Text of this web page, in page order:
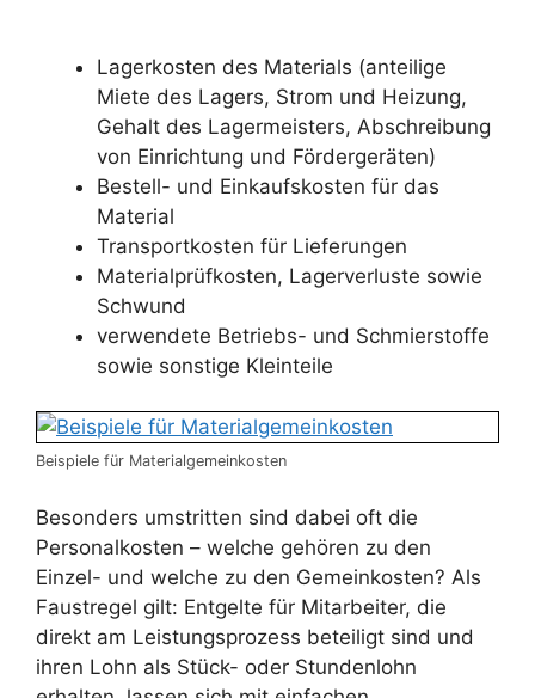
Lagerkosten des Materials (anteilige
Miete des Lagers, Strom und Heizung,
Gehalt des Lagermeisters, Abschreibung
von Einrichtung und Fördergeräten)
Bestell- und Einkaufskosten für das
Material
Transportkosten für Lieferungen
Materialprüfkosten, Lagerverluste sowie
Schwund
verwendete Betriebs- und Schmierstoffe
sowie sonstige Kleinteile
Beispiele für Materialgemeinkosten
Besonders umstritten sind dabei oft die
Personalkosten – welche gehören zu den
Einzel- und welche zu den Gemeinkosten? Als
Faustregel gilt: Entgelte für Mitarbeiter, die
direkt am Leistungsprozess beteiligt sind und
ihren Lohn als Stück- oder Stundenlohn